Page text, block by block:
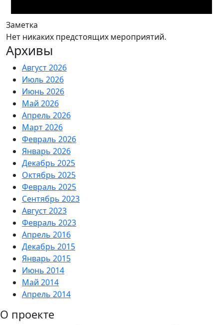
Заметка
Нет никаких предстоящих мероприятий.
Архивы
Август 2026
Июль 2026
Июнь 2026
Май 2026
Апрель 2026
Март 2026
Февраль 2026
Январь 2026
Декабрь 2025
Октябрь 2025
Февраль 2025
Сентябрь 2023
Август 2023
Февраль 2023
Апрель 2016
Декабрь 2015
Январь 2015
Июнь 2014
Май 2014
Апрель 2014
О проекте